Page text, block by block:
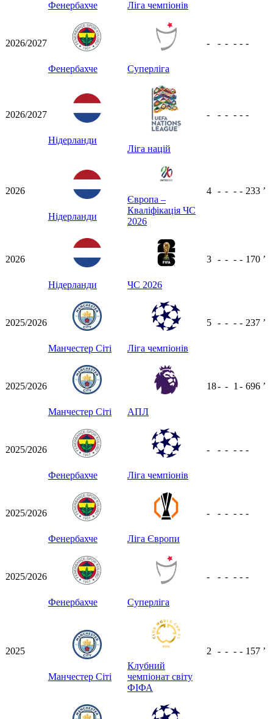
Фенербахче Ліга чемпіонів
2026/2027
Фенербахче Суперліга
- - - - - -
2026/2027
Нідерланди
Ліга націй
- - - - - -
2026
Нідерланди
Європа –
Кваліфікація ЧС
2026
4 - - - - 233 ʼ
2026
Нідерланди ЧС 2026
3 - - - - 170 ʼ
2025/2026
Манчестер Сіті Ліга чемпіонів
5 - - - - 237 ʼ
2025/2026
Манчестер Сіті АПЛ
18- - 1 - 696 ʼ
2025/2026
Фенербахче Ліга чемпіонів
- - - - - -
2025/2026
Фенербахче Ліга Європи
- - - - - -
2025/2026
Фенербахче Суперліга
- - - - - -
2025
Манчестер Сіті
Клубний
чемпіонат світу
ФІФА
2 - - - - 157 ʼ